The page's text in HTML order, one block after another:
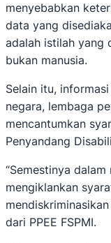
menyebabkan
data yang
adalah istilah yang
bukan manusia.
Selain itu,
negara, lembaga
mencantumkan
Penyandang
“Semestinya
mengiklankan
dari PPEE FSPMI.